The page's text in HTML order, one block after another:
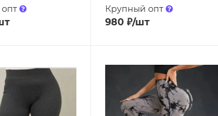
опт Крупный опт
980₽/шт